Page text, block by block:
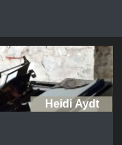
Heidi Aydt